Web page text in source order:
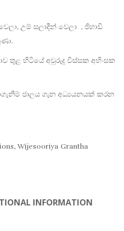
උම් සලාදීන් වෙලා , ජිහාඩි
තුළ හිටියේ අවුරුදු විස්සක අහිංසක
ජාලය ගැන අධ්‍යයනයක් කරන
, Wijesooriya Grantha
INFORMATION